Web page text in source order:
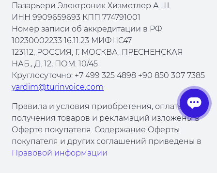
Пазарьери Электроник Хизметлер А.Ш.
ИНН 9909659693 КПП 774791001
Номер записи об аккредитации в РФ
10230002233 16.11.23 МИФНС47
123112, РОССИЯ, Г. МОСКВА, ПРЕСНЕНСКАЯ
НАБ., Д. 12, ПОМ. 10/45
Круглосуточно: +7 499 325 4898 +90 850 307 7385
yardim@turinvoice.com
Правила и условия приобретения, оплаты,
получения товаров и рекламаций изложены в
Оферте покупателя. Содержание Оферты
покупателя и других соглашений приведены в
Правовой информации